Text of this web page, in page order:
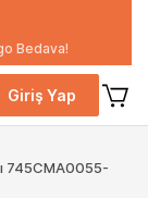
Bedava!
Giriş Yap
745CMA0055-